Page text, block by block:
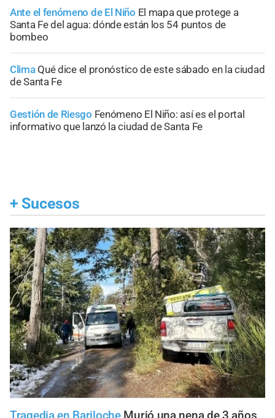
Ante el fenómeno de El Niño El mapa que protege a
Santa Fe del agua: dónde están los 54 puntos de
bombeo
Clima Qué dice el pronóstico de este sábado en la ciudad
de Santa Fe
Gestión de Riesgo Fenómeno El Niño: así es el portal
informativo que lanzó la ciudad de Santa Fe
+ Sucesos